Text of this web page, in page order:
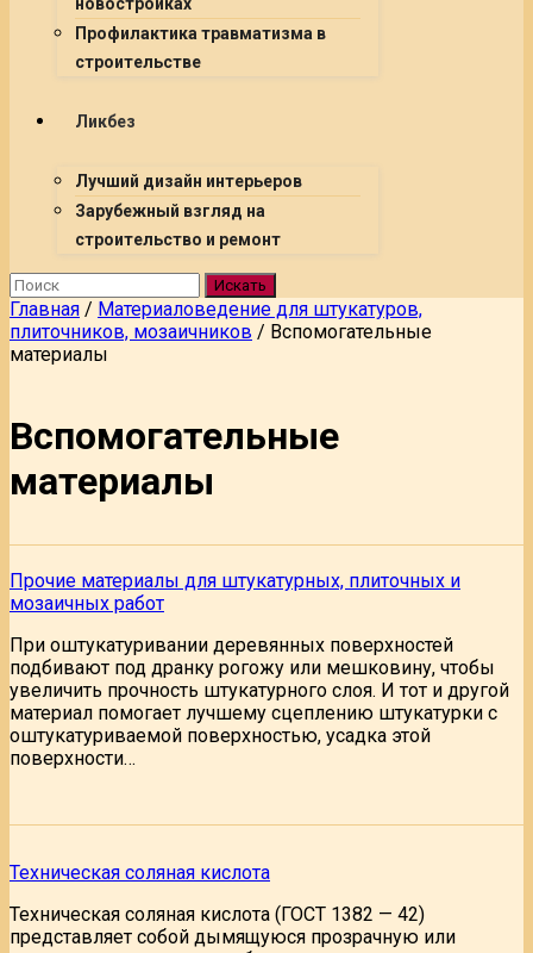
Профилактика травматизма в
строительстве
Ликбез
Лучший дизайн интерьеров
Зарубежный взгляд на
строительство и ремонт
Искать
Главная / Материаловедение для штукатуров,
плиточников, мозаичников / Вспомогательные
материалы
Вспомогательные
материалы
Прочие материалы для штукатурных, плиточных и
мозаичных работ
При оштукатуривании деревянных поверхностей
подбивают под дранку рогожу или мешковину, чтобы
увеличить прочность штукатурного слоя. И тот и другой
материал помогает лучшему сцеплению штукатурки с
оштукатуриваемой поверхностью, усадка этой
поверхности…
Техническая соляная кислота
Техническая соляная кислота (ГОСТ 1382 — 42)
представляет собой дымящуюся прозрачную или